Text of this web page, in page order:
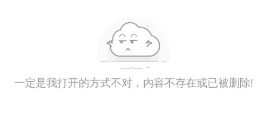
一定是我打开的方式不对，内容不存在或已被删除!